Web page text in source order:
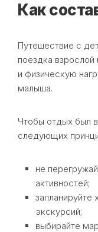
Как
Путешествие с
поездка
и физическую
малыша.
Чтобы отдых был
следующих
не
активностей;
запланируйте
экскурсий;
выбирайте